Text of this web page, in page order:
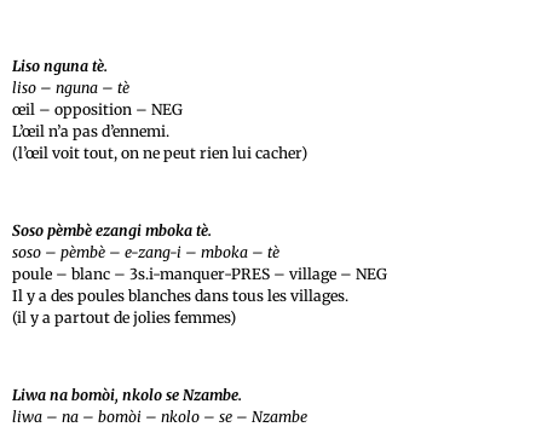
Liso nguna tè.
liso – nguna – tè
œil – opposition – NEG
L’œil n’a pas d’ennemi.
(l’œil voit tout, on ne peut rien lui cacher)
Soso pèmbè ezangi mboka tè.
soso – pèmbè – e-zang-i – mboka – tè
poule – blanc – 3s.i-manquer-PRES – village – NEG
Il y a des poules blanches dans tous les villages.
(il y a partout de jolies femmes)
Liwa na bomòi, nkolo se Nzambe.
liwa – na – bomòi – nkolo – se – Nzambe